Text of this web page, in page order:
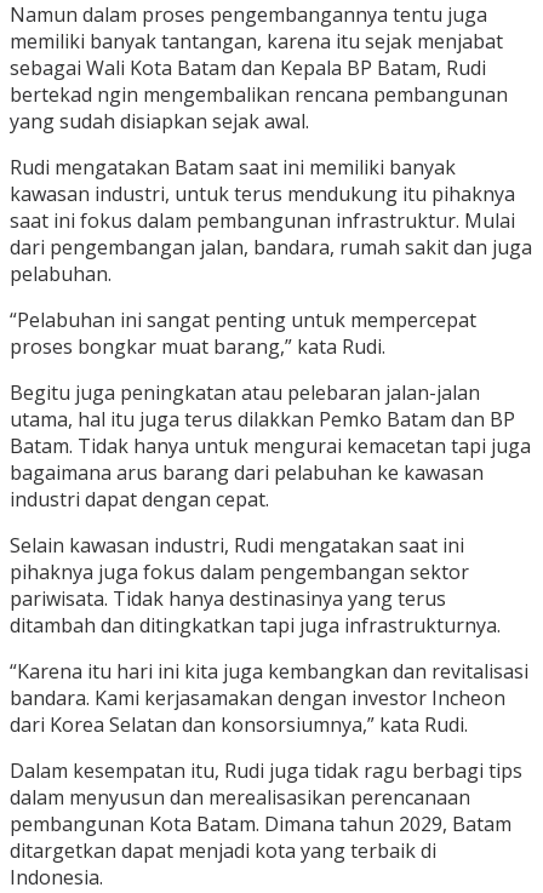
Namun dalam proses pengembangannya tentu juga
memiliki banyak tantangan, karena itu sejak menjabat
sebagai Wali Kota Batam dan Kepala BP Batam, Rudi
bertekad ngin mengembalikan rencana pembangunan
yang sudah disiapkan sejak awal.
Rudi mengatakan Batam saat ini memiliki banyak
kawasan industri, untuk terus mendukung itu pihaknya
saat ini fokus dalam pembangunan infrastruktur. Mulai
dari pengembangan jalan, bandara, rumah sakit dan juga
pelabuhan.
“Pelabuhan ini sangat penting untuk mempercepat
proses bongkar muat barang,” kata Rudi.
Begitu juga peningkatan atau pelebaran jalan-jalan
utama, hal itu juga terus dilakkan Pemko Batam dan BP
Batam. Tidak hanya untuk mengurai kemacetan tapi juga
bagaimana arus barang dari pelabuhan ke kawasan
industri dapat dengan cepat.
Selain kawasan industri, Rudi mengatakan saat ini
pihaknya juga fokus dalam pengembangan sektor
pariwisata. Tidak hanya destinasinya yang terus
ditambah dan ditingkatkan tapi juga infrastrukturnya.
“Karena itu hari ini kita juga kembangkan dan revitalisasi
bandara. Kami kerjasamakan dengan investor Incheon
dari Korea Selatan dan konsorsiumnya,” kata Rudi.
Dalam kesempatan itu, Rudi juga tidak ragu berbagi tips
dalam menyusun dan merealisasikan perencanaan
pembangunan Kota Batam. Dimana tahun 2029, Batam
ditargetkan dapat menjadi kota yang terbaik di
Indonesia.